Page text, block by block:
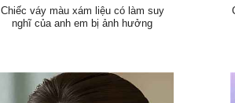
Chiếc váy màu xám liệu có làm suy
nghĩ của anh em bị ảnh hưởng